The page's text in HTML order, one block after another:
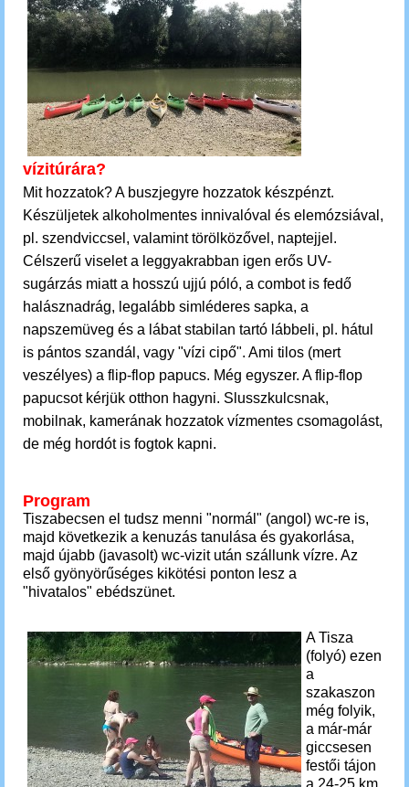
vízitúrára?
Mit hozzatok? A buszjegyre hozzatok készpénzt.
Készüljetek alkoholmentes innivalóval és elemózsiával,
pl. szendviccsel, valamint törölközővel, naptejjel.
Célszerű viselet a leggyakrabban igen erős UV-
sugárzás miatt a hosszú ujjú póló, a combot is fedő
halásznadrág, legalább simléderes sapka, a
napszemüveg és a lábat stabilan tartó lábbeli, pl. hátul
is pántos szandál, vagy "vízi cipő". Ami tilos (mert
veszélyes) a flip-flop papucs. Még egyszer. A flip-flop
papucsot kérjük otthon hagyni. Slusszkulcsnak,
mobilnak, kamerának hozzatok vízmentes csomagolást,
de még hordót is fogtok kapni.
Program
Tiszabecsen el tudsz menni "normál" (angol) wc-re is,
majd következik a kenuzás tanulása és gyakorlása,
majd újabb (javasolt) wc-vizit után szállunk vízre. Az
első gyönyörűséges kikötési ponton lesz a
"hivatalos" ebédszünet.
A Tisza
(folyó) ezen
a
szakaszon
még folyik,
a már-már
giccsesen
festői tájon
a 24-25 km